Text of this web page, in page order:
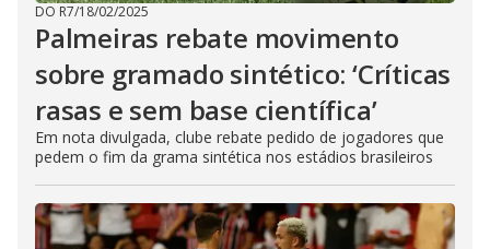
DO R7/18/02/2025
Palmeiras rebate movimento
sobre gramado sintético: ‘Críticas
rasas e sem base científica’
Em nota divulgada, clube rebate pedido de jogadores que
pedem o fim da grama sintética nos estádios brasileiros